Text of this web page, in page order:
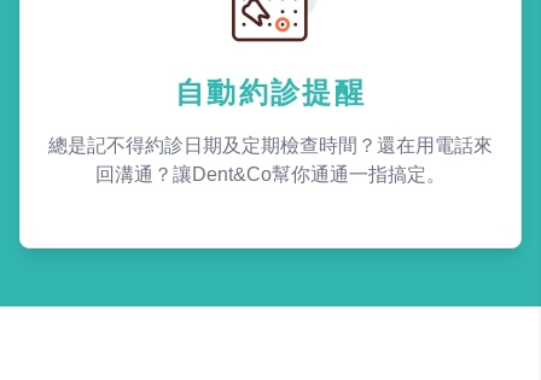
自動約診提醒
總是記不得約診日期及定期檢查時間？還在用電話來
回溝通？讓Dent&Co幫你通通一指搞定。